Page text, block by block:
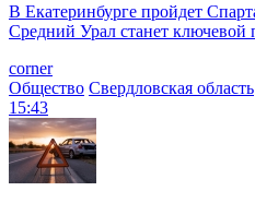
В Екатеринбурге пройдет
Средний Урал станет ключевой
corner
Общество Свердловская область
15:43